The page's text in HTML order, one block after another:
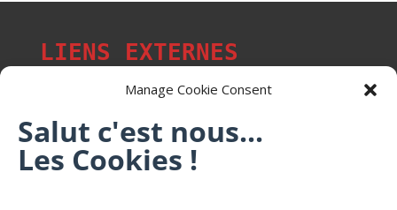
Manage Cookie Consent
Salut c'est nous...
Les Cookies !
LIENS EXTERNES
Les p'tits citoyens de Mont-Saint-Martin
Trail Saintmartinois Daniel FEITE